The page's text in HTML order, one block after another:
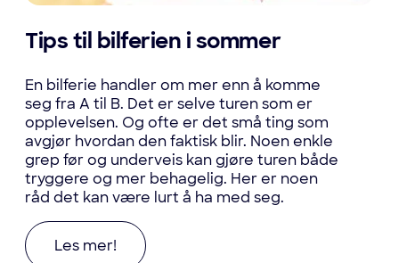
Tips til bilferien i sommer
En bilferie handler om mer enn å komme
seg fra A til B. Det er selve turen som er
opplevelsen. Og ofte er det små ting som
avgjør hvordan den faktisk blir. Noen enkle
grep før og underveis kan gjøre turen både
tryggere og mer behagelig. Her er noen
råd det kan være lurt å ha med seg.
Les mer om Tips til bilferien i sommer
Les mer!